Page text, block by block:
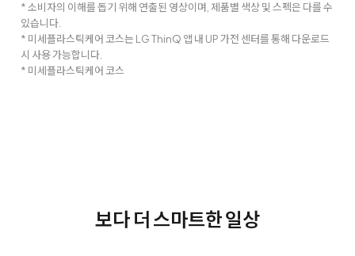
* 소비자의 이해를 돕기 위해 연출된 영상이며, 제품별 색상 및 스펙은 다를 수
있습니다.
* 미세플라스틱케어 코스는 LG ThinQ 앱 내 UP 가전 센터를 통해 다운로드
시 사용 가능합니다.
* 미세플라스틱케어 코스
보다 더 스마트한 일상